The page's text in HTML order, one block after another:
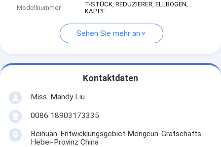
Modellnummer
T-STÜCK, REDUZIERER, ELLBOGEN,
KAPPE
Sehen Sie mehr an
Kontaktdaten
Miss. Mandy Liu
0086 18903173335
Beihuan-Entwicklungsgebiet Mengcun-Grafschafts-
Hebei-Provinz China